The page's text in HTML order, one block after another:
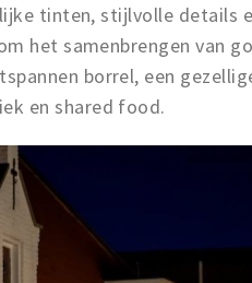
tinten, stijlvolle details
het samenbrengen van
borrel, een
en shared food.